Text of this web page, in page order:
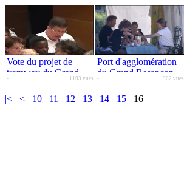
Vote du projet de
tramway du Grand
- 1193 vues
Port d'agglomération
du Grand Besançon
- 362 vues
|< < 10 11 12 13 14 15 16